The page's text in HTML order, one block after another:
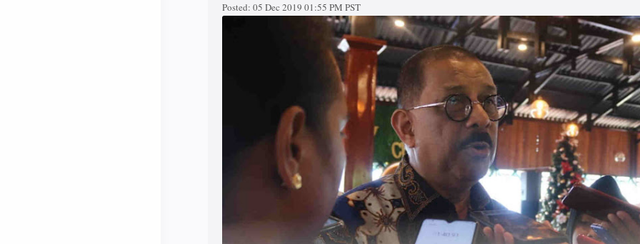
Posted: 05 Dec 2019 01:55 PM PST